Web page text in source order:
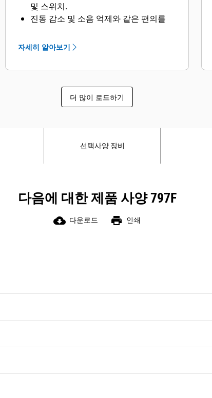
및 스위치.
진동 감소 및 소음 억제와 같은 편의를
포함되어 있습니다.
벨트가 운전자의 목에 닿지 않도록 조절
이기 위한 시트 등받이, 측면 및 허리 지
지대가 포함되어 있습니다.
제어장치로 핸들링과 장비 제어를 향상
시켜 운전자가 빠르고 안심하며 작업할
자세히 알아보기
더 많이 로드하기
선택사양 장비
다음에 대한 제품 사양 797F
cloud_download 다운로드 print 인쇄